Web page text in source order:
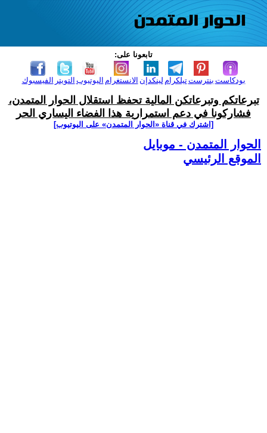
تابعونا على:
الفيسبوك التويتر اليوتيوب الانستغرام لينكدإن تيلكرامبنترست بودكاست
تبرعاتكم وتبرعاتكن المالية تحفظ استقلال الحوار المتمدن،
فشاركونا في دعم استمرارية هذا الفضاء اليساري الحر
[اشترك في قناة ‫«الحوار المتمدن» على اليوتيوب]
الحوار المتمدن - موبايل
الموقع الرئيسي